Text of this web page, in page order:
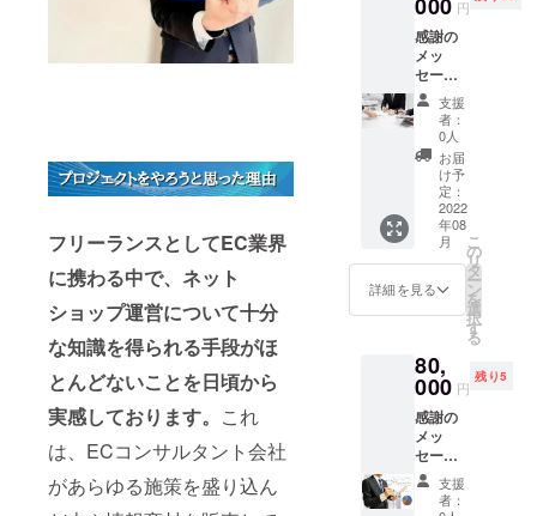
フリーランスとしてEC業界
に携わる中で、ネット
ショップ運営について十分
な知識を得られる手段がほ
とんどないことを日頃から
実感しております。 これ
は、ECコンサルタント会社
があらゆる施策を盛り込ん
籍の内
容の一
部をま
とめた
もの）
をお渡
しいた
しま
す。内
容量は
PDFで
15ペー
ジ前後
です。
Yahoo!
場/ama
zon の
中から
お選び
下さ
い。
【ご提
供方
円
感謝の
メッ
セージ
と共
に、EC
コンサ
ルタン
トがマ
ンツー
マンで
ネット
ショッ
プ運営
に関す
るアド
バイス
て頂き
ます。
【内
容】
ショッ
プの運
営状況
を確認
支援
者：
0人
お届
け予
定：
2022
年08
月
詳細を見る
こ
の
リ
タ
ー
ン
を
選
択
す
る
80,
000 円
残り5
感謝の
メッ
セージ
と共
に、EC
支援
者：